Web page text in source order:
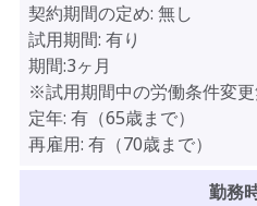
契約期間の定め: 無し
試用期間: 有り
期間:3ヶ月
※試用期間中の労働条件変更
定年: 有（65歳まで）
再雇用: 有（70歳まで）
勤務